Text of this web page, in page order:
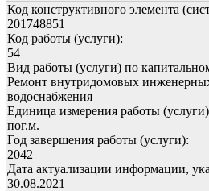
Код конструктивного элемента
201748851
Код работы (услуги):
54
Вид работы (услуги) по
Ремонт внутридомовых
водоснабжения
Единица измерения работы
пог.м.
Год завершения работы (услуги):
2042
Дата актуализации информации,
30.08.2021